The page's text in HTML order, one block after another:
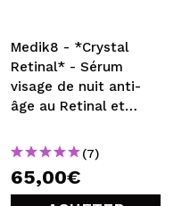
Medik8 - *Crystal
Retinal* - Sérum
visage de nuit anti-
âge au Retinal et
moyenne Crystal
(7)
65,00€